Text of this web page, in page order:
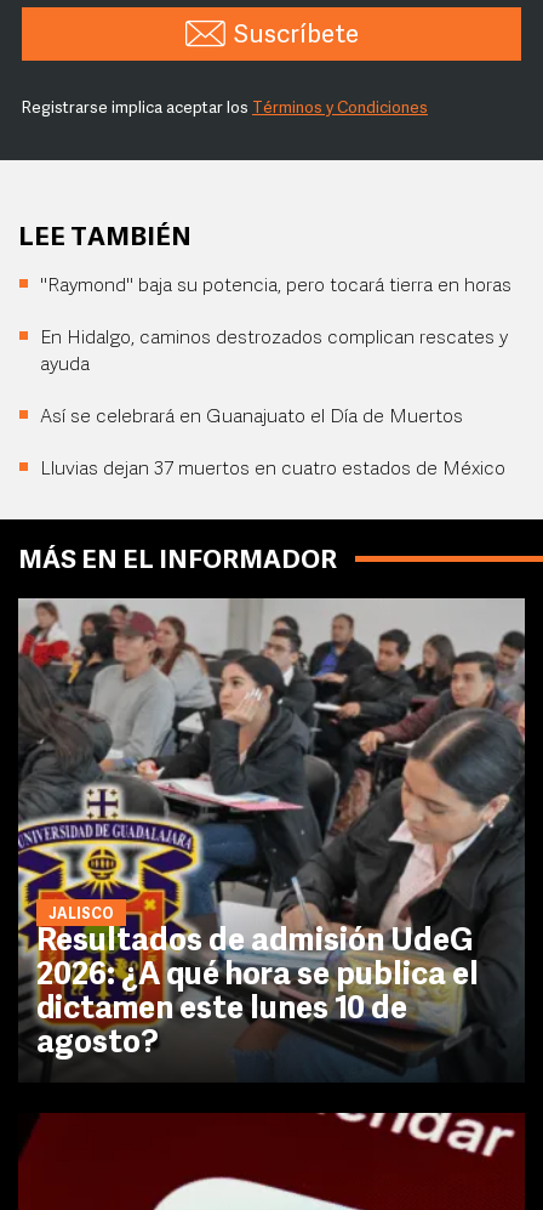
Suscríbete
Registrarse implica aceptar los Términos y Condiciones
LEE TAMBIÉN
"Raymond" baja su potencia, pero tocará tierra en horas
En Hidalgo, caminos destrozados complican rescates y
ayuda
Así se celebrará en Guanajuato el Día de Muertos
Lluvias dejan 37 muertos en cuatro estados de México
MÁS EN EL INFORMADOR
JALISCO
Resultados de admisión UdeG
2026: ¿A qué hora se publica el
dictamen este lunes 10 de
agosto?